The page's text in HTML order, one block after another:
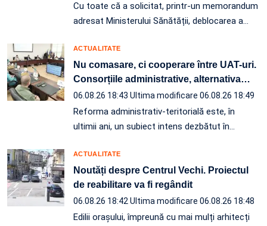
Cu toate că a solicitat, printr-un memorandum
adresat Ministerului Sănătății, deblocarea a…
ACTUALITATE
Nu comasare, ci cooperare între UAT-uri.
Consorțiile administrative, alternativa…
06.08.26 18:43 Ultima modificare 06.08.26 18:49
Reforma administrativ-teritorială este, în
ultimii ani, un subiect intens dezbătut în…
ACTUALITATE
Noutăți despre Centrul Vechi. Proiectul
de reabilitare va fi regândit
06.08.26 18:42Ultima modificare 06.08.26 18:48
Edilii orașului, împreună cu mai mulți arhitecți